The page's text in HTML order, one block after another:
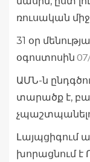
ռուսական
31 օր
օգոստոսին
ԱՄՆ-ն
տարածք է,
Լայպցիգում
խորացնում է